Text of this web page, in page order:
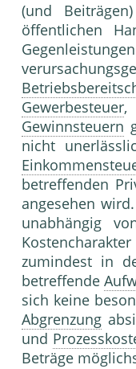
(und
öffentlichen
Gewerbesteuer
Gewinnsteuern
nicht
betreffenden
angesehen
unabhängig
zumindest in
betreffende
sich keine
Abgrenzung
und
Beträge